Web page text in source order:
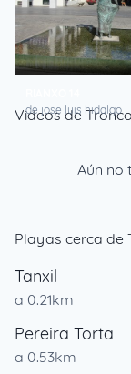
de jose luis hidalgo
Videos de Tronco
Aún no
Playas cerca de
Tanxil
a 0.21km
Pereira Torta
a 0.53km